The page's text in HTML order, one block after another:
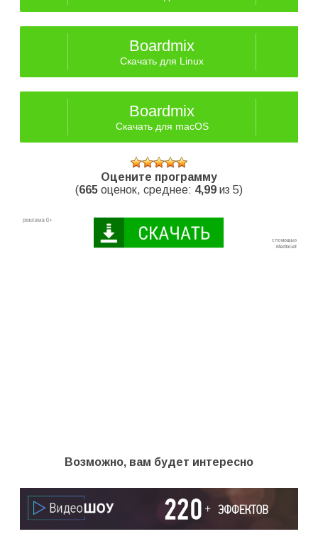
Boardmix
Скачать для Linux
Boardmix
Скачать для macOS
Оцените программу
(665 оценок, среднее: 4,99 из 5)
Возможно, вам будет интересно